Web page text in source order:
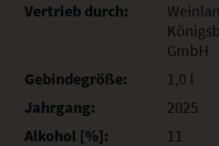
Vertrieb durch:
GmbH
Gebindegröße:
1,0 l
Jahrgang:
2025
Alkohol [%]:
11